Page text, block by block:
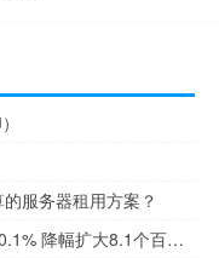
服务器租用方案？
国家统计局：10月猪肉价格同比下降30.1% 降幅扩大8.1个百分点